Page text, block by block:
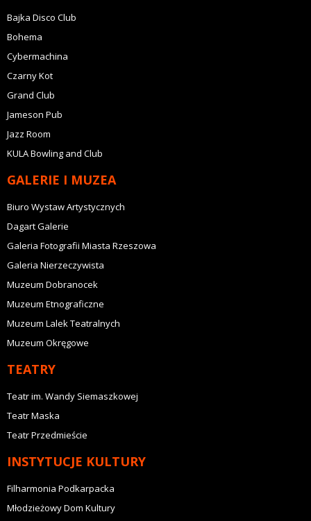
Bajka Disco Club
Bohema
Cybermachina
Czarny Kot
Grand Club
Jameson Pub
Jazz Room
KULA Bowling and Club
GALERIE I MUZEA
Biuro Wystaw Artystycznych
Dagart Galerie
Galeria Fotografii Miasta Rzeszowa
Galeria Nierzeczywista
Muzeum Dobranocek
Muzeum Etnograficzne
Muzeum Lalek Teatralnych
Muzeum Okręgowe
TEATRY
Teatr im. Wandy Siemaszkowej
Teatr Maska
Teatr Przedmieście
INSTYTUCJE KULTURY
Filharmonia Podkarpacka
Młodzieżowy Dom Kultury